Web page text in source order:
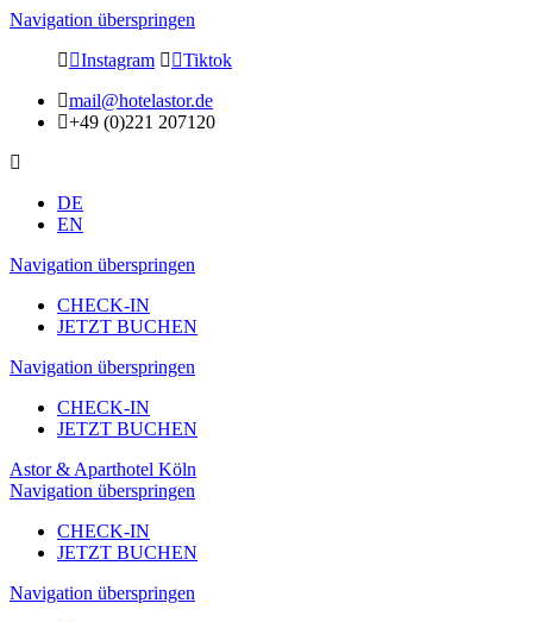
Navigation überspringen
Instagram
Tiktok
mail@hotelastor.de
+49 (0)221 207120
DE
EN
Navigation überspringen
CHECK-IN
JETZT BUCHEN
Navigation überspringen
CHECK-IN
JETZT BUCHEN
Astor & Aparthotel Köln
Navigation überspringen
CHECK-IN
JETZT BUCHEN
Navigation überspringen